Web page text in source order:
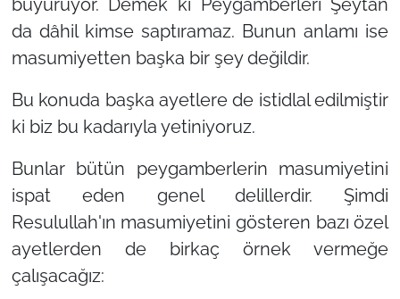
buyuruyor. Demek ki Peygamberleri Şeytan
da dâhil kimse saptıramaz. Bunun anlamı ise
masumiyetten başka bir şey değildir.
Bu konuda başka ayetlere de istidlal edilmiştir
ki biz bu kadarıyla yetiniyoruz.
Bunlar bütün peygamberlerin masumiyetini
ispat eden genel delillerdir. Şimdi
Resulullah'ın masumiyetini gösteren bazı özel
ayetlerden de birkaç örnek vermeğe
çalışacağız: